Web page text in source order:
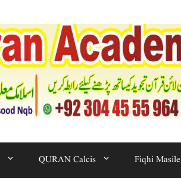
QURAN Calcis Fiqhi Masile